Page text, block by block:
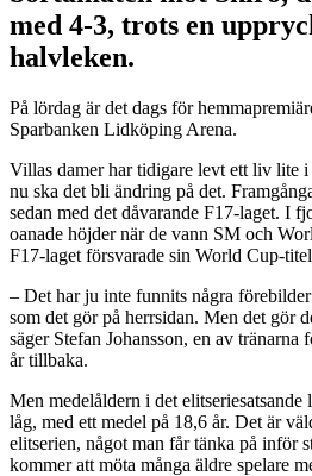
med 4-3, trots en
halvleken.
På lördag är det dags för
Sparbanken Lidköping Arena.
Villas damer har tidigare levt ett liv lite i
nu ska det bli ändring på det.
sedan med det dåvarande F17-laget. I
oanade höjder när de vann SM och
F17-laget försvarade sin World Cup-
– Det har ju inte funnits några
som det gör på herrsidan. Men det gör
säger Stefan Johansson, en av tränarna
år tillbaka.
Men medelåldern i det
låg, med ett medel på 18,6 år. Det är
elitserien, något man får tänka på inför
kommer att möta många äldre spelare